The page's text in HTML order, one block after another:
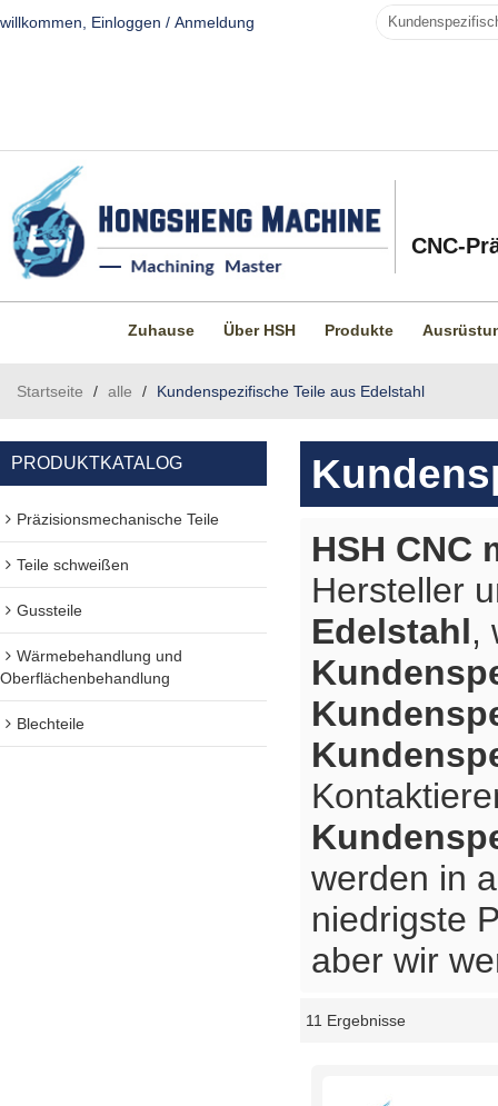
willkommen, Einloggen / Anmeldung
CNC-
Zuhause Über HSH Produkte
Startseite / alle / Kundenspezifische Teile aus Edelstahl
PRODUKTKATALOG
Präzisionsmechanische Teile
Teile schweißen
Gussteile
Wärmebehandlung und
Oberflächenbehandlung
Blechteile
HSH CNC
Hersteller
Edelstahl,
werden in
niedrigste
aber wir
11 Ergebnisse